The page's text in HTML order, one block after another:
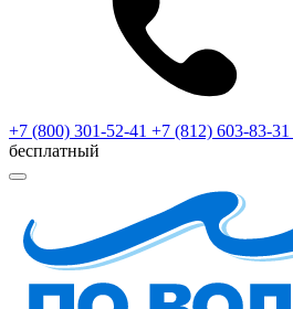
+7 (800) 301-52-41 +7 (812) 603-83-31
бесплатный